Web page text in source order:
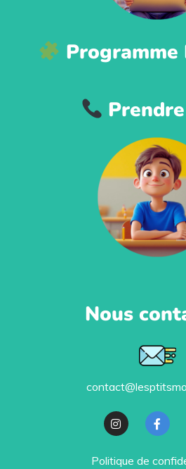
Programme
Nous
Politique de